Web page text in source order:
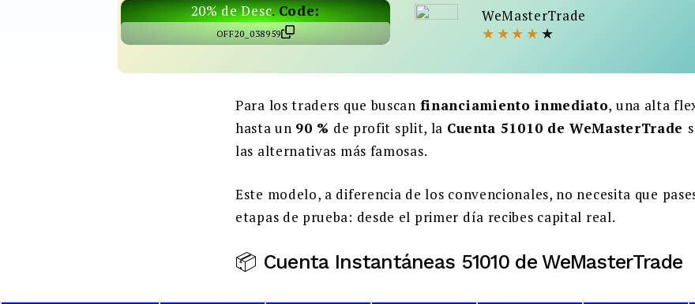
20% de Desc.Code:
OFF20_038959
WeMasterTrade
★ ★★ ★ ★
Para los traders que buscan financiamiento inmediato, una alta
hasta un 90 % de profit split, la Cuenta 51010 de WeMasterTrade
las alternativas más famosas.
Este modelo, a diferencia de los convencionales, no necesita que
etapas de prueba: desde el primer día recibes capital real.
📦 Cuenta Instantáneas 51010 de WeMasterTrade